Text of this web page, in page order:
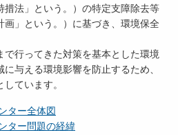
措法」という。）の特定支障除去等
画」という。）に基づき、環境保全
行ってきた対策を基本とした環境
与える環境影響を防止するため、
ています。
ター全体図
ター問題の経緯